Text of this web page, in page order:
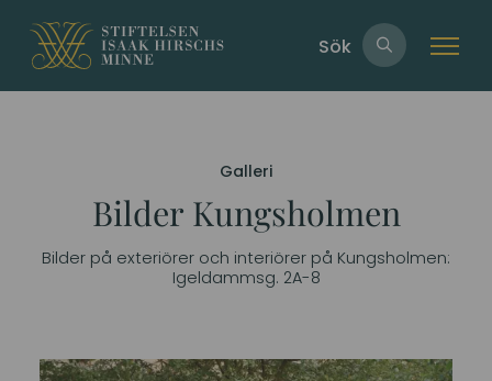
Sök
Galleri
Bilder Kungsholmen
Bilder på exteriörer och interiörer på Kungsholmen:
Igeldammsg. 2A-8